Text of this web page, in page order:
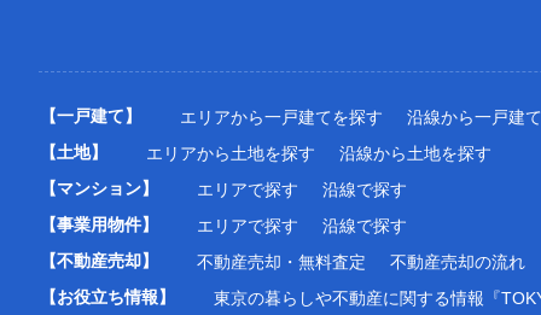
【一戸建て】 エリアから一戸建てを探す
沿線から一戸建
【土地】
エリアから土地を探す
沿線から土地を探す
【マンション】
エリアで探す
沿線で探す
【事業用物件】
エリアで探す
沿線で探す
【不動産売却】
不動産売却・無料査定
不動産売却の流れ
【お役立ち情報】
東京の暮らしや不動産に関する情報『